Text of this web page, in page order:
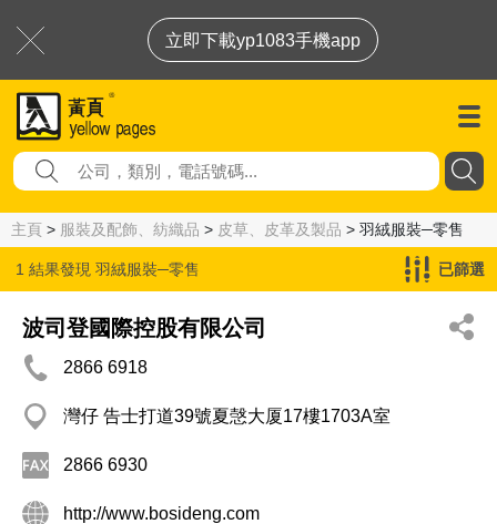
立即下載yp1083手機app
主頁 > 服裝及配飾、紡織品 > 皮草、皮革及製品 > 羽絨服裝─零售
1 結果發現 羽絨服裝─零售 已篩選
波司登國際控股有限公司
2866 6918
灣仔 告士打道39號夏愨大厦17樓1703A室
2866 6930
http://www.bosideng.com